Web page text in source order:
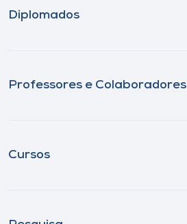
Diplomados
Professores e Colaboradores
Cursos